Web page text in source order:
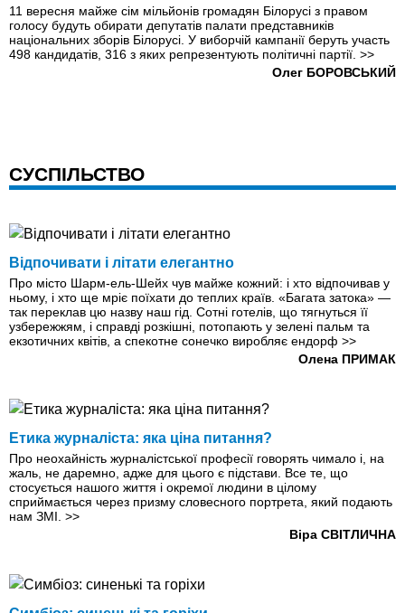
11 вересня майже сім мільйонів громадян Білорусі з правом
голосу будуть обирати депутатів палати представників
національних зборів Білорусі. У виборчій кампанії беруть участь
498 кандидатів, 316 з яких репрезентують політичні партії. >>
Олег БОРОВСЬКИЙ
СУСПІЛЬСТВО
Відпочивати і літати елегантно
Про місто Шарм-ель-Шейх чув майже кожний: і хто відпочивав у
ньому, і хто ще мріє поїхати до теплих країв. «Багата затока» —
так переклав цю назву наш гід. Сотні готелів, що тягнуться її
узбережжям, і справді розкішні, потопають у зелені пальм та
екзотичних квітів, а спекотне сонечко виробляє ендорф >>
Олена ПРИМАК
Етика журналіста: яка ціна питання?
Про неохайність журналістської професії говорять чимало і, на
жаль, не даремно, адже для цього є підстави. Все те, що
стосується нашого життя і окремої людини в цілому
сприймається через призму словесного портрета, який подають
нам ЗМІ. >>
Віра СВІТЛИЧНА